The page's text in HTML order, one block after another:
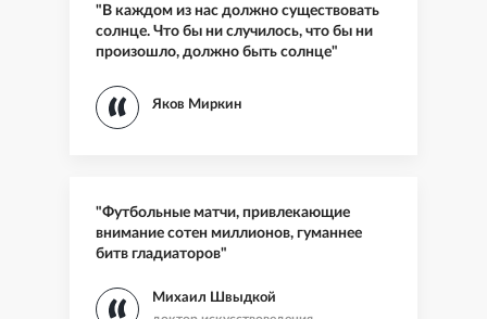
"В каждом из нас должно существовать
солнце. Что бы ни случилось, что бы ни
произошло, должно быть солнце"
Яков Миркин
"Футбольные матчи, привлекающие
внимание сотен миллионов, гуманнее
битв гладиаторов"
Михаил Швыдкой